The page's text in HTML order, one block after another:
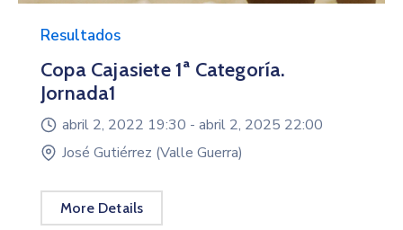
Resultados
Copa Cajasiete 1ª Categoría.
Jornada1
abril 2, 2022 19:30 - abril 2, 2025 22:00
José Gutiérrez (Valle Guerra)
More Details